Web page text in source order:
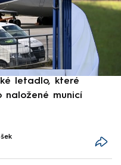
letadlo, které
naložené municí